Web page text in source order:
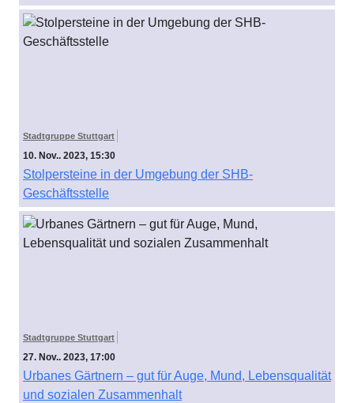
Stadtgruppe Stuttgart
10. Nov.. 2023, 15:30
Stolpersteine in der Umgebung der SHB-
Geschäftsstelle
Stadtgruppe Stuttgart
27. Nov.. 2023, 17:00
Urbanes Gärtnern – gut für Auge, Mund, Lebensqualität
und sozialen Zusammenhalt